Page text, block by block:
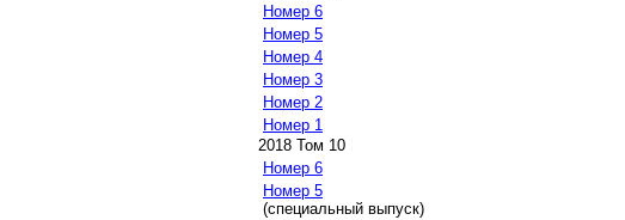
Номер 6
Номер 5
Номер 4
Номер 3
Номер 2
Номер 1
2018 Том 10
Номер 6
Номер 5
(специальный выпуск)